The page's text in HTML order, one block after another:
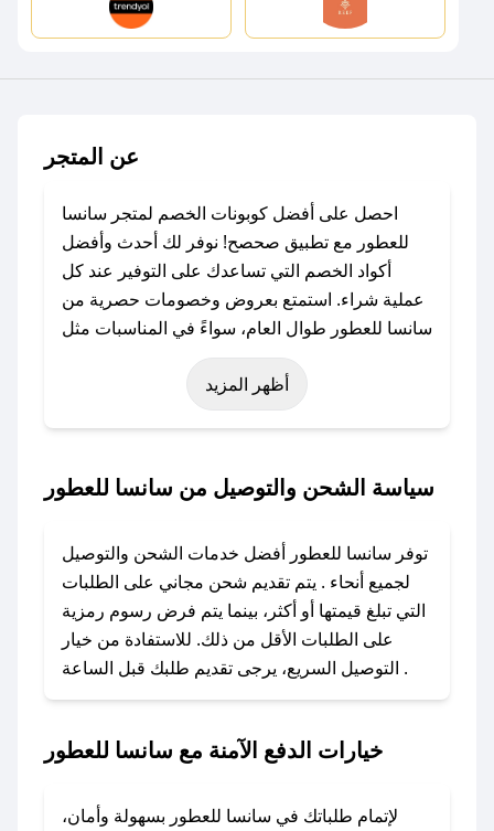
عن المتجر
احصل على أفضل كوبونات الخصم لمتجر سانسا
للعطور مع تطبيق صحصح! نوفر لك أحدث وأفضل
أكواد الخصم التي تساعدك على التوفير عند كل
عملية شراء. استمتع بعروض وخصومات حصرية من
سانسا للعطور طوال العام، سواءً في المناسبات مثل
عيد الفطر، عيد الأضحى، الجمعة البيضاء (شهر
نوفمبر)، رمضان، اليوم الوطني، يوم التأسيس، أو
حتى عروض خاصة أخرى.
باستخدام تطبيق صحصح، يمكنك العثور بسهولة على
الكوبون، تواصل معنا عبر تويتر أو البريد الإلكتروني
لإضافته بسرعة.
### كيفية استخدام كود خصم سانسا للعطور؟
1. انسخ كود الخصم من تطبيق صحصح.
2. الصقه في خانة الدفع عند التسوق من سانسا
لا تقلق! يمكنك التواصل مع فريق دعم صحصح عبر
أظهر المزيد
سياسة الشحن والتوصيل من سانسا للعطور
توفر سانسا للعطور أفضل خدمات الشحن والتوصيل
لجميع أنحاء . يتم تقديم شحن مجاني على الطلبات
التي تبلغ قيمتها أو أكثر، بينما يتم فرض رسوم رمزية
على الطلبات الأقل من ذلك. للاستفادة من خيار
التوصيل السريع، يرجى تقديم طلبك قبل الساعة .
خيارات الدفع الآمنة مع سانسا للعطور
لإتمام طلباتك في سانسا للعطور بسهولة وأمان،